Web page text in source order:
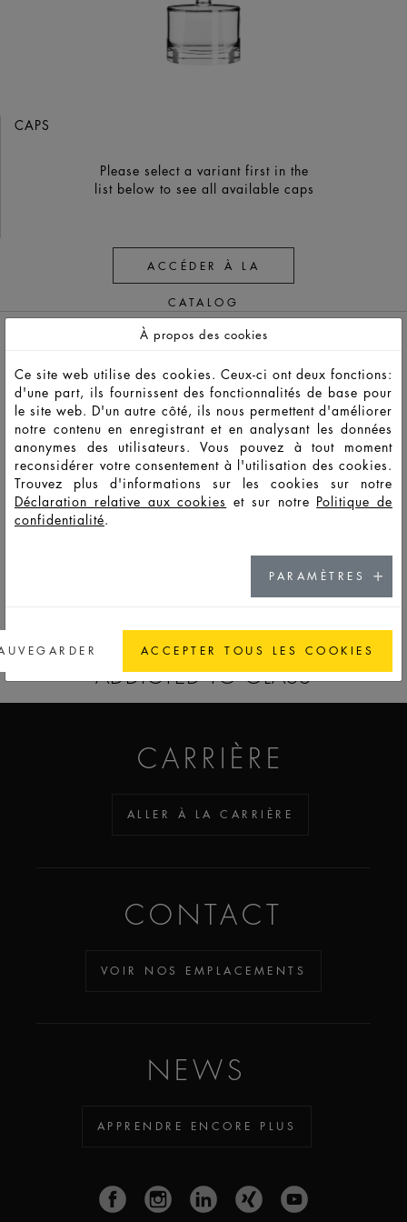
CAPS
Please select a variant first in the
list below to see all available caps
ACCÉDER À LA
CATALOG
F7045 PSO 50 56 136 56,2 64,2 47,6 8,2
F7046 PSO 100 109 240 67,6 79,0 58,5 8,2
ADDICTED TO GLASS
CARRIÈRE
ALLER À LA CARRIÈRE
CONTACT
VOIR NOS EMPLACEMENTS
NEWS
APPRENDRE ENCORE PLUS
À propos des cookies
Ce site web utilise des cookies. Ceux-ci ont deux fonctions:
d'une part, ils fournissent des fonctionnalités de base pour
le site web. D'un autre côté, ils nous permettent d'améliorer
notre contenu en enregistrant et en analysant les données
anonymes des utilisateurs. Vous pouvez à tout moment
reconsidérer votre consentement à l'utilisation des cookies.
Trouvez plus d'informations sur les cookies sur notre
Déclaration relative aux cookies et sur notre Politique de
confidentialité.
PARAMÈTRES
ACCEPTER TOUS LES COOKIES